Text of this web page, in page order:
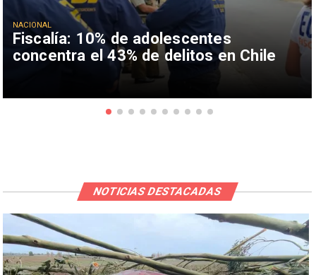
Fiscalía: 10% de adolescentes
concentra el 43% de delitos en Chile
NACIONAL
NOTICIAS DESTACADAS